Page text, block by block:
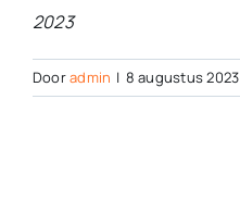
2023
Dooradmin | 8 augustus 2023